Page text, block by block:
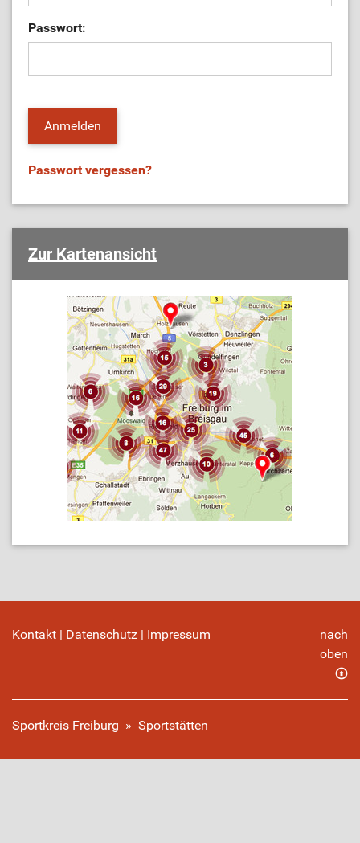
Passwort:
Passwort vergessen?
Zur Kartenansicht
Kontakt | Datenschutz | Impressum
nach
oben
Sportkreis Freiburg » Sportstätten